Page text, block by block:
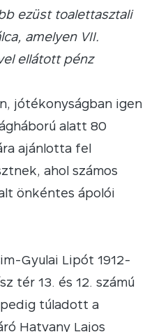
ezüst toalettasztali
amelyen VII.
ellátott pénz
jótékonyságban igen
alatt 80
ajánlotta fel
ahol számos
önkéntes ápolói
Gyulai Lipót 1912-
tér 13. és 12. számú
pedig túladott a
Hatvany Lajos